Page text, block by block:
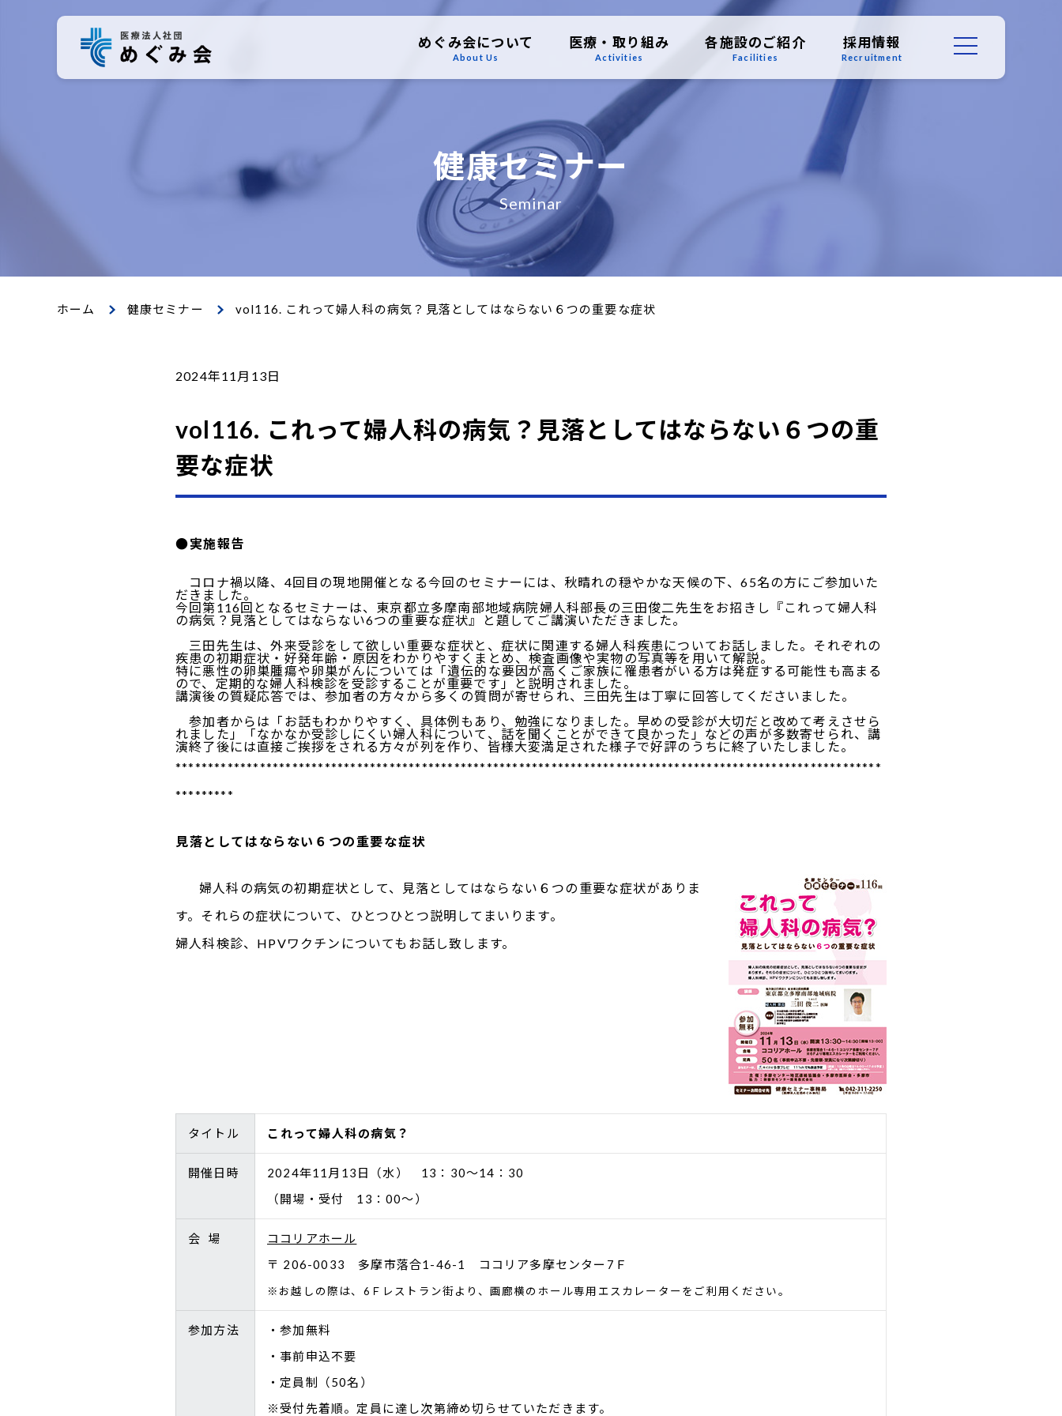
めぐみ会について
About Us
医療・取り組み
Activities
各施設のご紹介
Facilities
採用情報
Recruitment
健康セミナー
Seminar
ホーム 健康セミナー vol116. これって婦人科の病気？見落としてはならない６つの重要な症状
2024年11月13日
vol116. これって婦人科の病気？見落としてはならない６つの重
要な症状
●実施報告
コロナ禍以降、4回目の現地開催となる今回のセミナーには、秋晴れの穏やかな天候の下、65名の方にご参加いた
だきました。
今回第116回となるセミナーは、東京都立多摩南部地域病院婦人科部長の三田俊二先生をお招きし『これって婦人科
の病気？見落としてはならない6つの重要な症状』と題してご講演いただきました。
三田先生は、外来受診をして欲しい重要な症状と、症状に関連する婦人科疾患についてお話しました。それぞれの
疾患の初期症状・好発年齢・原因をわかりやすくまとめ、検査画像や実物の写真等を用いて解説。
特に悪性の卵巣腫瘍や卵巣がんについては「遺伝的な要因が高くご家族に罹患者がいる方は発症する可能性も高まる
ので、定期的な婦人科検診を受診することが重要です」と説明されました。
講演後の質疑応答では、参加者の方々から多くの質問が寄せられ、三田先生は丁寧に回答してくださいました。
参加者からは「お話もわかりやすく、具体例もあり、勉強になりました。早めの受診が大切だと改めて考えさせら
れました」「なかなか受診しにくい婦人科について、話を聞くことができて良かった」などの声が多数寄せられ、講
演終了後には直接ご挨拶をされる方々が列を作り、皆様大変満足された様子で好評のうちに終了いたしました。
*************************************************************************************************************
*********
見落としてはならない６つの重要な症状
婦人科の病気の初期症状として、見落としてはならない６つの重要な症状がありま
す。それらの症状について、ひとつひとつ説明してまいります。
婦人科検診、HPVワクチンについてもお話し致します。
タイトル これって婦人科の病気？
開催日時
2024年11月13日（水） 13：30～14：30
（開場・受付 13：00～）
会 場
ココリアホール
〒 206-0033 多摩市落合1-46-1 ココリア多摩センター7Ｆ
※お越しの際は、6Ｆレストラン街より、画廊横のホール専用エスカレーターをご利用ください。
参加方法
・参加無料
・事前申込不要
・定員制（50名）
※受付先着順。定員に達し次第締め切らせていただきます。